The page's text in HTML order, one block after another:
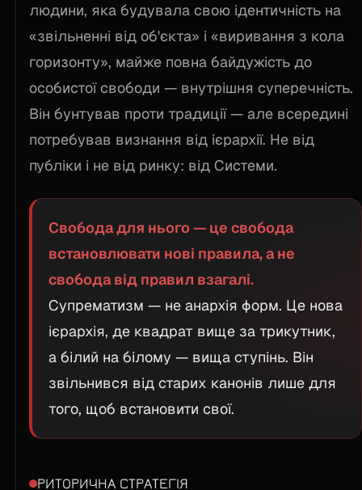
людини, яка будувала свою ідентичність на
«звільненні від об'єкта» і «виривання з кола
горизонту», майже повна байдужість до
особистої свободи — внутрішня суперечність.
Він бунтував проти традиції — але всередині
потребував визнання від ієрархії. Не від
публіки і не від ринку: від Системи.
Свобода для нього — це свобода
встановлювати нові правила, а не
свобода від правил взагалі.
Супрематизм — не анархія форм. Це нова
ієрархія, де квадрат вище за трикутник,
а білий на білому — вища ступінь. Він
звільнився від старих канонів лише для
того, щоб встановити свої.
РИТОРИЧНА СТРАТЕГІЯ